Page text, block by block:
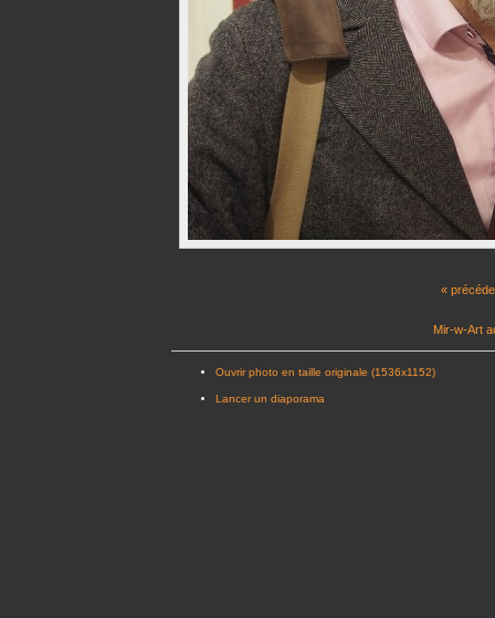
«
Mir-w-Art
Ouvrir photo en taille originale (1536x1152)
Lancer un diaporama